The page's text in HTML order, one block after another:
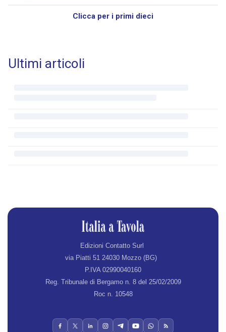
Clicca per i primi dieci
Ultimi articoli
Edizioni Contatto Surl
via Piatti 51 24030 Mozzo (BG)
P.IVA 02990040160
Reg. Tribunale di Bergamo n. 8 del 25/02/2009
Roc n. 10548